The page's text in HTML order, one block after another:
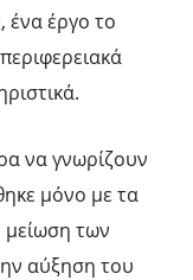
ένα έργο το
να γνωρίζουν
μόνο με τα
μείωση των
αύξηση του